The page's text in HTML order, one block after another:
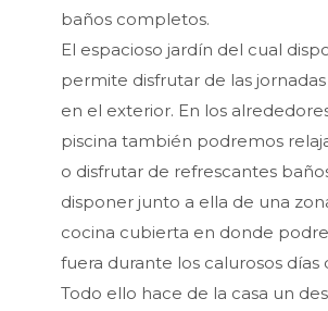
baños completos.
El espacioso jardín del cual
permite disfrutar de las
en el exterior. En los
piscina también podremos
o disfrutar de refrescantes
disponer junto a ella de una
cocina cubierta en donde
fuera durante los calurosos días
Todo ello hace de la casa un